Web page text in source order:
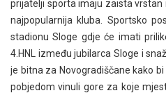
prijatelji sporta imaju zaista
najpopularnija kluba. Sportsko
stadionu Sloge gdje će imati
4.HNL između jubilarca Sloge i
je bitna za Novogradiščane kako
pobjedom vinuli gore za koje